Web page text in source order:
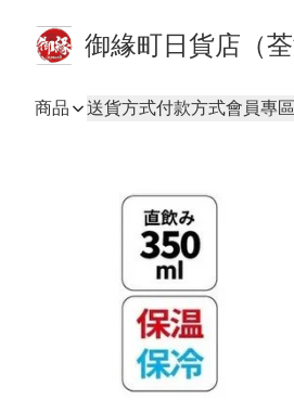
御緣町日貨店（荃
商品 送貨方式付款方式會員專區